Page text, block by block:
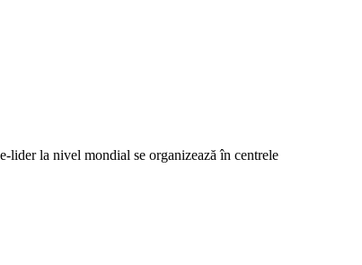
lider la nivel mondial se organizează în centrele